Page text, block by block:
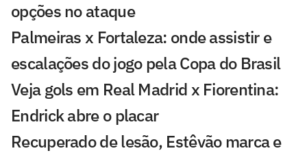
opções no ataque
Palmeiras x Fortaleza: onde assistir e
escalações do jogo pela Copa do Brasil
Veja gols em Real Madrid x Fiorentina:
Endrick abre o placar
Recuperado de lesão, Estêvão marca e